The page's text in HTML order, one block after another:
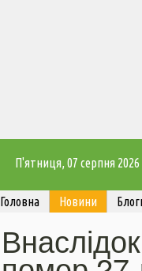
П'ятниця, 07 серпня 2026
Головна Новини